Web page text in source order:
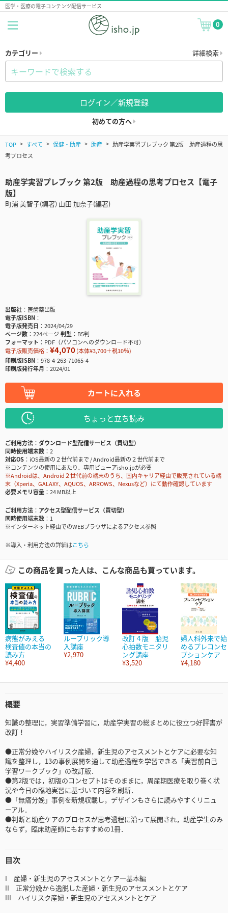
医学・医療の電子コンテンツ配信サービス
0
カテゴリー 詳細検索
ログイン／新規登録
初めての方へ
TOP すべて 保健・助産 助産
助産学実習プレブック 第2版 助産過程の思
考プロセス
助産学実習プレブック 第2版 助産過程の思考プロセス【電子
版】
町浦 美智子(編著) 山田 加奈子(編著)
出版社
医歯薬出版
電子版ISBN
電子版発売日
2024/04/29
ページ数
224ページ判型
B5判
フォーマット
PDF（パソコンへのダウンロード不可）
電子版販売価格： ¥4,070(本体¥3,700＋税10％)
印刷版ISBN
978-4-263-71065-4
印刷版発行年月
2024/01
カートに入れる
ちょっと立ち読み
ご利用方法
ダウンロード型配信サービス（買切型）
同時使用端末数
2
対応OS
iOS最新の２世代前まで / Android最新の２世代前まで
※コンテンツの使用にあたり、専用ビューアisho.jpが必要
※Androidは、Android２世代前の端末のうち、国内キャリア経由で販売されている端
末（Xperia、GALAXY、AQUOS、ARROWS、Nexusなど）にて動作確認しています
必要メモリ容量
24 MB以上
ご利用方法
アクセス型配信サービス（買切型）
同時使用端末数
1
※インターネット経由でのWEBブラウザによるアクセス参照
※導入・利用方法の詳細はこちら
この商品を買った人は、こんな商品も買っています。
病態がみえる
検査値の本当の
読み方
¥4,400
ルーブリック導
入講座
¥2,970
改訂４版 胎児
心拍数モニタリ
ング講座
¥3,520
婦人科外来で始
めるプレコンセ
プションケア
¥4,180
概要
知識の整理に，実習準備学習に，助産学実習の総まとめに役立つ好評書が
改訂！
●正常分娩やハイリスク産婦，新生児のアセスメントとケアに必要な知
識を整理し，13の事例展開を通して助産過程を学習できる「実習前自己
学習ワークブック」の改訂版．
●第2版では，初版のコンセプトはそのままに，周産期医療を取り巻く状
況や今日の臨地実習に基づいて内容を刷新．
●「無痛分娩」事例を新規収載し，デザインもさらに読みやすくリニュ
ーアル．
●判断と助産ケアのプロセスが思考過程に沿って展開され，助産学生のみ
ならず，臨床助産師にもおすすめの1冊．
目次
I 産婦・新生児のアセスメントとケア―基本編
II 正常分娩から逸脱した産婦・新生児のアセスメントとケア
III ハイリスク産婦・新生児のアセスメントとケア